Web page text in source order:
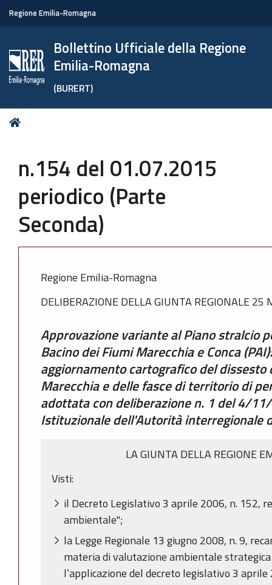
Regione Emilia-Romagna
Bollettino Ufficiale della Regione
Emilia-Romagna
(BURERT)
Tu
n.154 del 01.07.2015
periodico (Parte
Seconda)
Regione Emilia-Romagna
DELIBERAZIONE DELLA GIUNTA REGIONALE 25
Approvazione variante al Piano stralcio
Bacino dei Fiumi Marecchia e Conca
aggiornamento cartografico del dissesto
Marecchia e delle fasce di territorio di
adottata con deliberazione n. 1 del 4/
Istituzionale dell'Autorità interregionale
LA GIUNTA DELLA REGIONE
Visti:
il Decreto Legislativo 3 aprile 2006, n. 152,
ambientale";
la Legge Regionale 13 giugno 2008, n. 9,
materia di valutazione ambientale
l’applicazione del decreto legislativo 3 aprile